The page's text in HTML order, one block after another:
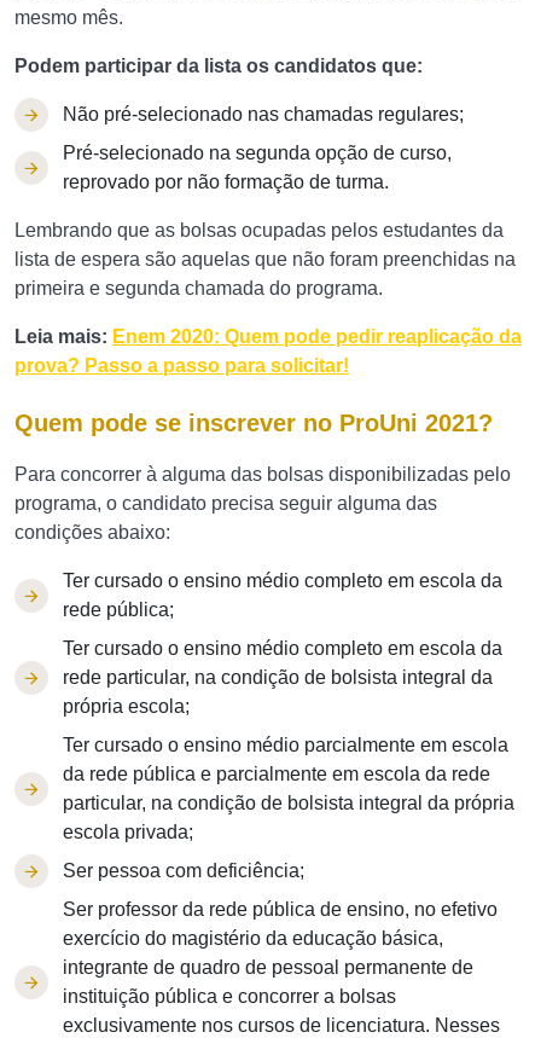
mesmo mês.
Podem participar da lista os candidatos que:
Não pré-selecionado nas chamadas regulares;
Pré-selecionado na segunda opção de curso,
reprovado por não formação de turma.
Lembrando que as bolsas ocupadas pelos estudantes da
lista de espera são aquelas que não foram preenchidas na
primeira e segunda chamada do programa.
Leia mais: Enem 2020: Quem pode pedir reaplicação da
prova? Passo a passo para solicitar!
Quem pode se inscrever no ProUni 2021?
Para concorrer à alguma das bolsas disponibilizadas pelo
programa, o candidato precisa seguir alguma das
condições abaixo:
Ter cursado o ensino médio completo em escola da
rede pública;
Ter cursado o ensino médio completo em escola da
rede particular, na condição de bolsista integral da
própria escola;
Ter cursado o ensino médio parcialmente em escola
da rede pública e parcialmente em escola da rede
particular, na condição de bolsista integral da própria
escola privada;
Ser pessoa com deficiência;
Ser professor da rede pública de ensino, no efetivo
exercício do magistério da educação básica,
integrante de quadro de pessoal permanente de
instituição pública e concorrer a bolsas
exclusivamente nos cursos de licenciatura. Nesses